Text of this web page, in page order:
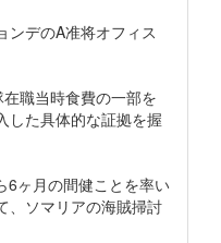
ンデのA准将オフィス
職当時食費の一部を
した具体的な証拠を握
6ヶ月の間健ことを率い
、ソマリアの海賊掃討